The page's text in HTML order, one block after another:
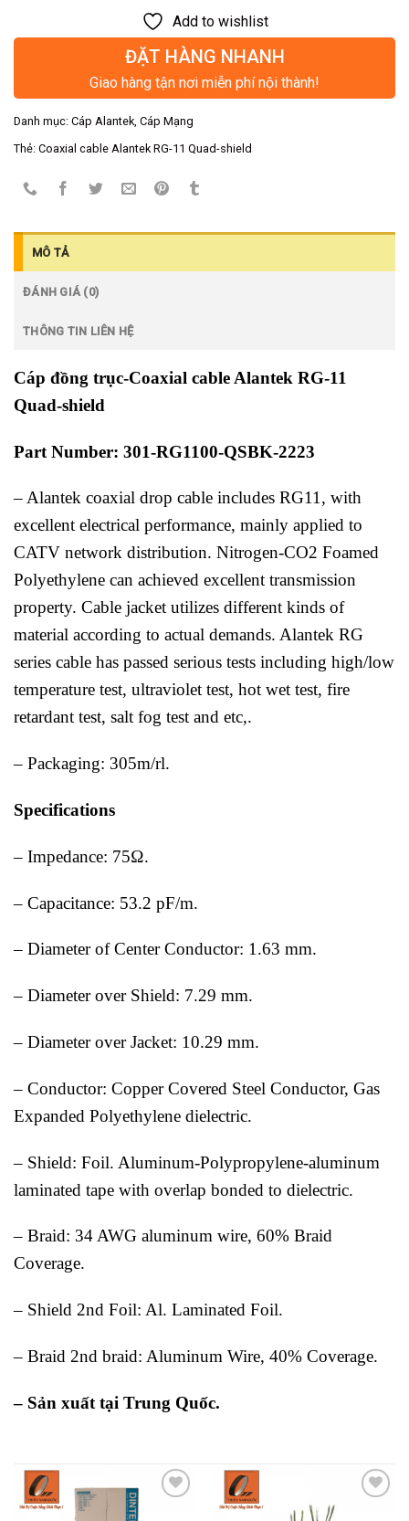
Add to wishlist
ĐẶT HÀNG NHANH
Giao hàng tận nơi miễn phí nội thành!
Danh mục: Cáp Alantek, Cáp Mạng
Thẻ: Coaxial cable Alantek RG-11 Quad-shield
MÔ TẢ
ĐÁNH GIÁ (0)
THÔNG TIN LIÊN HỆ
Cáp đồng trục-Coaxial cable Alantek RG-11
Quad-shield
Part Number: 301-RG1100-QSBK-2223
– Alantek coaxial drop cable includes RG11, with
excellent electrical performance, mainly applied to
CATV network distribution. Nitrogen-CO2 Foamed
Polyethylene can achieved excellent transmission
property. Cable jacket utilizes different kinds of
material according to actual demands. Alantek RG
series cable has passed serious tests including high/low
temperature test, ultraviolet test, hot wet test, fire
retardant test, salt fog test and etc,.
– Packaging: 305m/rl.
Specifications
– Impedance: 75Ω.
– Capacitance: 53.2 pF/m.
– Diameter of Center Conductor: 1.63 mm.
– Diameter over Shield: 7.29 mm.
– Diameter over Jacket: 10.29 mm.
– Conductor: Copper Covered Steel Conductor, Gas
Expanded Polyethylene dielectric.
– Shield: Foil. Aluminum-Polypropylene-aluminum
laminated tape with overlap bonded to dielectric.
– Braid: 34 AWG aluminum wire, 60% Braid
Coverage.
– Shield 2nd Foil: Al. Laminated Foil.
– Braid 2nd braid: Aluminum Wire, 40% Coverage.
– Sản xuất tại Trung Quốc.